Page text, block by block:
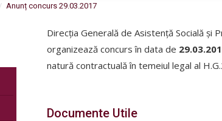
Anunț concurs 29.03.2017
Direcția Generală de Asistență Socială și
organizează concurs în data de
natură contractuală în temeiul legal al
Documente Utile